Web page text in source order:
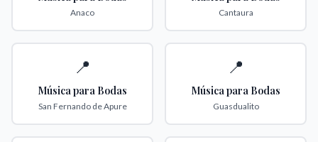
Anaco Cantaura
📍
Música para Bodas
San Fernando de Apure
📍
Música para Bodas
Guasdualito